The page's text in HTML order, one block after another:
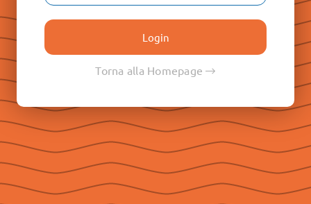
Torna alla Homepage
Don Paolo Albera
Don Pietro Ricaldone
Don Renato Ziggiotti
Le Raccolte
Don Egidio Viganò
Don Juan E. Vecchi
Don Pasqual V. Chavez
Don Ángel F. Artime